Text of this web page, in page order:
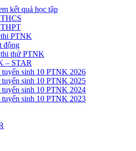
kết quả học tập
PTNK
động
thử PTNK
– STAR
sinh 10 PTNK 2026
sinh 10 PTNK 2025
sinh 10 PTNK 2024
sinh 10 PTNK 2023